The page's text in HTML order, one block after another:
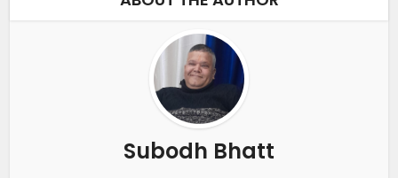
Subodh Bhatt